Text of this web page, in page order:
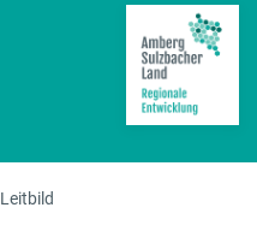
Leitbild